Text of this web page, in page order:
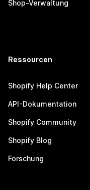
Shop-Verwaltung
Ressourcen
Shopify Help Center
API-Dokumentation
Shopify Community
Shopify Blog
Forschung